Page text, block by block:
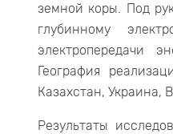
земной коры. Под
глубинному
электропередачи
География
Казахстан, Украина,
Результаты